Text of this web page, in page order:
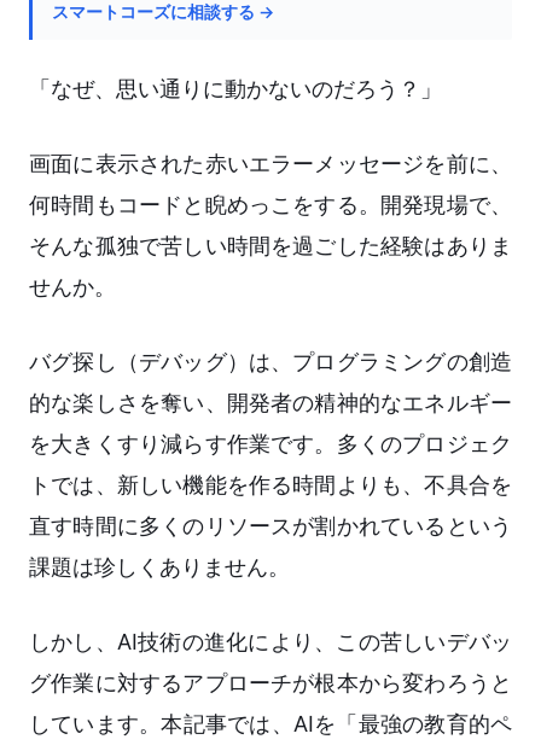
スマートコーズに相談する →
「なぜ、思い通りに動かないのだろう？」
画面に表示された赤いエラーメッセージを前に、
何時間もコードと睨めっこをする。開発現場で、
そんな孤独で苦しい時間を過ごした経験はありま
せんか。
バグ探し（デバッグ）は、プログラミングの創造
的な楽しさを奪い、開発者の精神的なエネルギー
を大きくすり減らす作業です。多くのプロジェク
トでは、新しい機能を作る時間よりも、不具合を
直す時間に多くのリソースが割かれているという
課題は珍しくありません。
しかし、AI技術の進化により、この苦しいデバッ
グ作業に対するアプローチが根本から変わろうと
しています。本記事では、AIを「最強の教育的ペ